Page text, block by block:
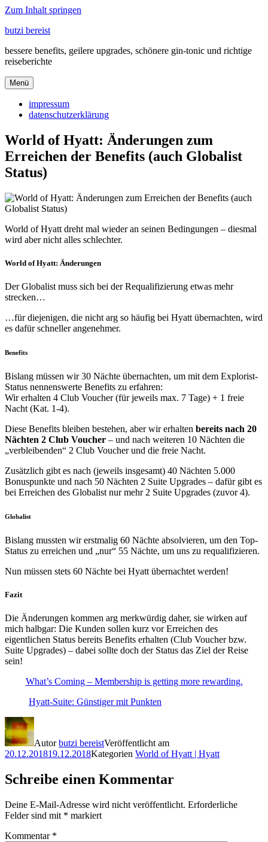
Zum Inhalt springen
butzi bereist
bessere benefits, geilere upgrades, schönere gin-tonic und richtige
reiseberichte
Menü
impressum
datenschutzerklärung
World of Hyatt: Änderungen zum
Erreichen der Benefits (auch Globalist
Status)
World of Hyatt dreht mal wieder an seinen Bedingungen – diesmal
wird aber nicht alles schlechter.
World of Hyatt: Änderungen
Der Globalist muss sich bei der Requalifizierung etwas mehr
strecken…
…für diejenigen, die nicht arg so häufig bei Hyatt übernachten, wird
es dafür schneller angenehmer.
Benefits
Bislang müssen wir 30 Nächte übernachten, um mit dem Explorist-
Status nennenswerte Benefits zu erfahren:
Wir erhalten 4 Club Voucher (für jeweils max. 7 Tage) + 1 freie
Nacht (Kat. 1-4).
Diese Benefits bleiben bestehen, aber wir erhalten bereits nach 20
Nächten 2 Club Voucher – und nach weiteren 10 Nächten die
„verbleibenden“ 2 Club Voucher und die freie Nacht.
Zusätzlich gibt es nach (jeweils insgesamt) 40 Nächten 5.000
Bonuspunkte und nach 50 Nächten 2 Suite Upgrades – dafür gibt es
bei Erreichen des Globalist nur mehr 2 Suite Upgrades (zuvor 4).
Globalist
Bislang mussten wir erstmalig 60 Nächte absolvieren, um den Top-
Status zu erreichen und „nur“ 55 Nächte, um uns zu requalifizieren.
Nun müssen stets 60 Nächte bei Hyatt übernachtet werden!
Fazit
Die Änderungen kommen arg merkwürdig daher, sie wirken auf
mich halbgar: Die Kunden sollen kurz vor Erreichen des
eigentlichen Status bereits Benefits erhalten (Club Voucher bzw.
Suite Upgrades) – dabei sollte doch der Status das Ziel der Reise
sein!
What’s Coming – Membership is getting more rewarding.
Hyatt-Suite: Günstiger mit Punkten
Autorbutzi bereistVeröffentlicht am
20.12.201819.12.2018Kategorien World of Hyatt | Hyatt
Schreibe einen Kommentar
Deine E-Mail-Adresse wird nicht veröffentlicht. Erforderliche
Felder sind mit * markiert
Kommentar *